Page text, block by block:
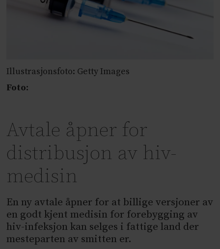
Illustrasjonsfoto: Getty Images
Foto:
Avtale åpner for
distribusjon av hiv-
medisin
En ny avtale åpner for at billige versjoner av
en godt kjent medisin for forebygging av
hiv-infeksjon kan selges i fattige land der
mesteparten av smitten er.